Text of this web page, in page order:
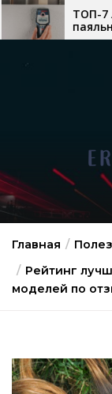
Перейти
с феном
Главная
Рейтинг
моделей по